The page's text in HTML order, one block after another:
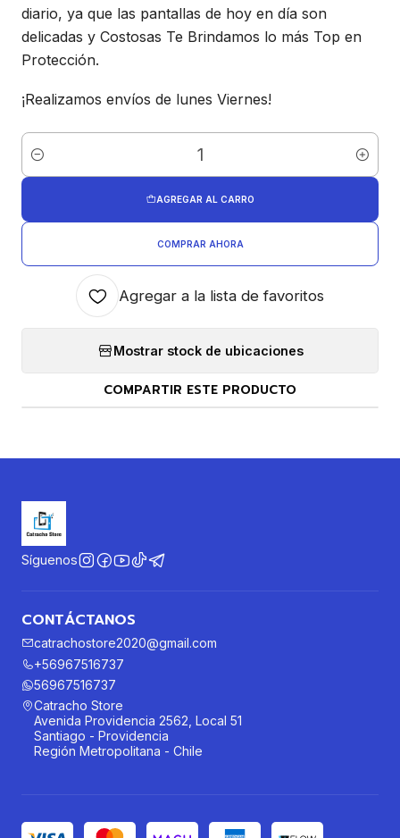
diario, ya que las pantallas de hoy en día son
delicadas y Costosas Te Brindamos lo más Top en
Protección.
¡Realizamos envíos de lunes Viernes!
Cantidad
AGREGAR AL CARRO
COMPRAR AHORA
Agregar a la lista de favoritos
Mostrar stock de ubicaciones
COMPARTIR ESTE PRODUCTO
Síguenos
CONTÁCTANOS
catrachostore2020@gmail.com
+56967516737
56967516737
Catracho Store
Avenida Providencia 2562, Local 51
Santiago - Providencia
Región Metropolitana - Chile